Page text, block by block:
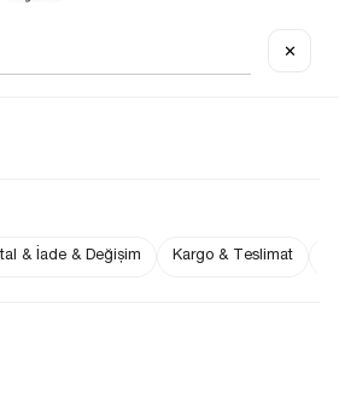
Notify me when
the price goes
Notify me when it
✕
& İade & Değişim Kargo & Teslimat